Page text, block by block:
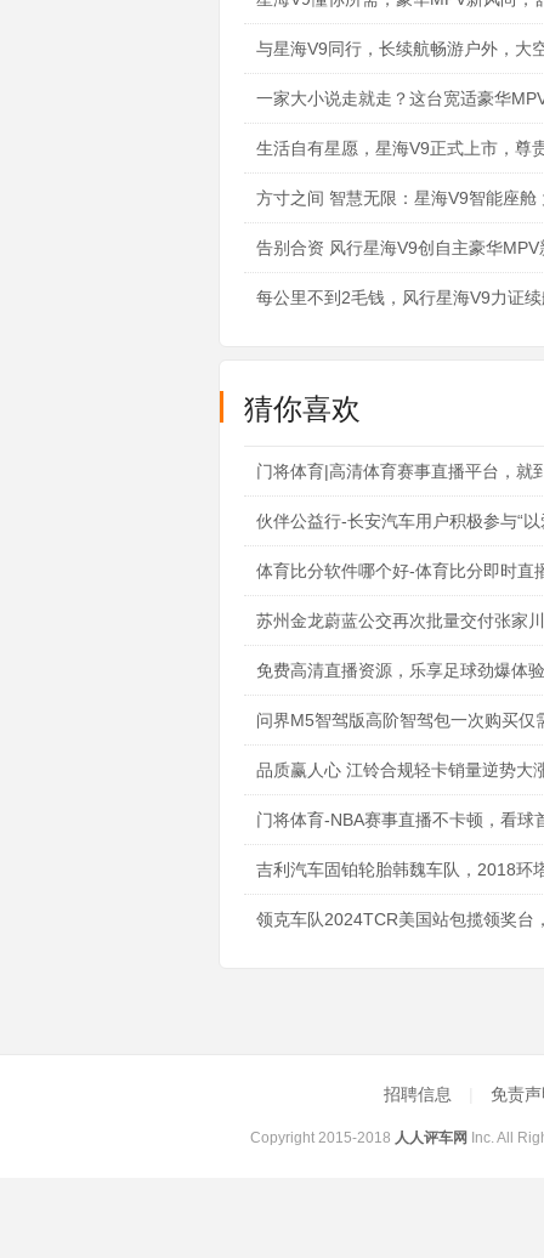
与星海V9同行，长续航畅游户外，大
一家大小说走就走？这台宽适豪华
生活自有星愿，星海V9正式上市，尊
方寸之间 智慧无限：星海V9智能座舱
告别合资 风行星海V9创自主豪华MPV
每公里不到2毛钱，风行星海V9力证
猜你喜欢
门将体育|高清体育赛事直播平台，就
伙伴公益行-长安汽车用户积极参与“
体育比分软件哪个好-体育比分即时直
苏州金龙蔚蓝公交再次批量交付张家川
免费高清直播资源，乐享足球劲爆体
问界M5智驾版高阶智驾包一次购买仅
品质赢人心 江铃合规轻卡销量逆势大
门将体育-NBA赛事直播不卡顿，看
吉利汽车固铂轮胎韩魏车队，2018环
领克车队2024TCR美国站包揽领奖台
招聘信息 免责
Copyright 2015-2018 人人评车网 Inc. All